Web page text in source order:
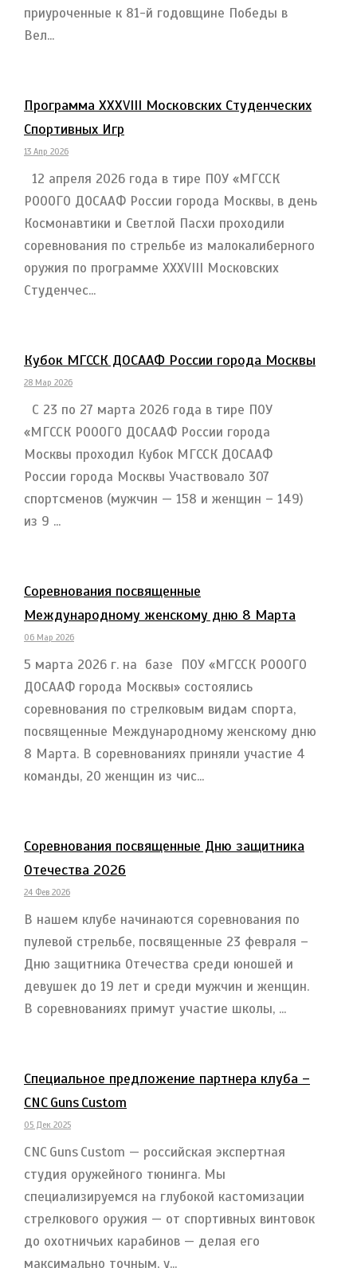
приуроченные к 81-й годовщине Победы в
Вел...
Программа ХХХVIII Московских Студенческих
Спортивных Игр
13 Апр 2026
12 апреля 2026 года в тире ПОУ «МГССК
РОООГО ДОСААФ России города Москвы, в день
Космонавтики и Светлой Пасхи проходили
соревнования по стрельбе из малокалиберного
оружия по программе ХХХVIII Московских
Студенчес...
Кубок МГССК ДОСААФ России города Москвы
28 Мар 2026
C 23 по 27 марта 2026 года в тире ПОУ
«МГССК РОООГО ДОСААФ России города
Москвы проходил Кубок МГССК ДОСААФ
России города Москвы Участвовало 307
спортсменов (мужчин — 158 и женщин – 149)
из 9 ...
Соревнования посвященные
Международному женскому дню 8 Марта
06 Мар 2026
5 марта 2026 г. на базе ПОУ «МГССК РОООГО
ДОСААФ города Москвы» состоялись
соревнования по стрелковым видам спорта,
посвященные Международному женскому дню
8 Марта. В соревнованиях приняли участие 4
команды, 20 женщин из чис...
Соревнования посвященные Дню защитника
Отечества 2026
24 Фев 2026
В нашем клубе начинаются соревнования по
пулевой стрельбе, посвященные 23 февраля –
Дню защитника Отечества среди юношей и
девушек до 19 лет и среди мужчин и женщин.
В соревнованиях примут участие школы, ...
Специальное предложение партнера клуба –
CNC Guns Custom
05 Дек 2025
CNC Guns Custom — российская экспертная
студия оружейного тюнинга. Мы
специализируемся на глубокой кастомизации
стрелкового оружия — от спортивных винтовок
до охотничьих карабинов — делая его
максимально точным, у...